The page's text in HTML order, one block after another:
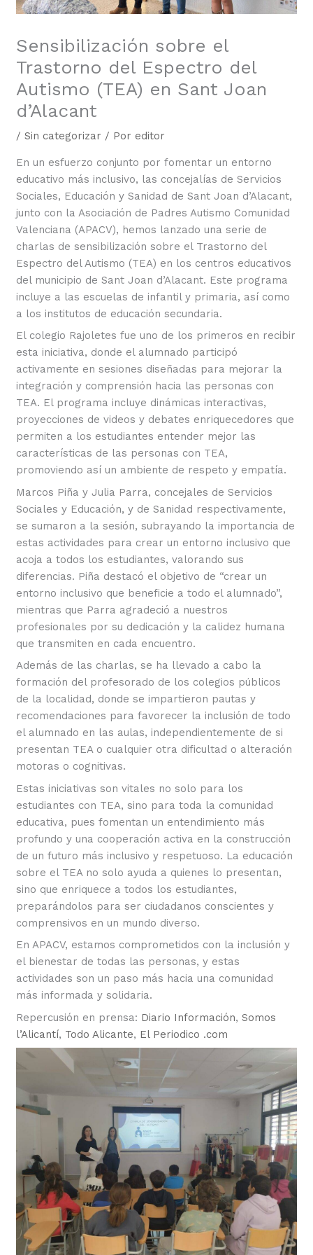
Sensibilización sobre el
Trastorno del Espectro del
Autismo (TEA) en Sant Joan
d’Alacant
/Sin categorizar / Por editor
En un esfuerzo conjunto por fomentar un entorno
educativo más inclusivo, las concejalías de Servicios
Sociales, Educación y Sanidad de Sant Joan d’Alacant,
junto con la Asociación de Padres Autismo Comunidad
Valenciana (APACV), hemos lanzado una serie de
charlas de sensibilización sobre el Trastorno del
Espectro del Autismo (TEA) en los centros educativos
del municipio de Sant Joan d’Alacant. Este programa
incluye a las escuelas de infantil y primaria, así como
a los institutos de educación secundaria.
El colegio Rajoletes fue uno de los primeros en recibir
esta iniciativa, donde el alumnado participó
activamente en sesiones diseñadas para mejorar la
integración y comprensión hacia las personas con
TEA. El programa incluye dinámicas interactivas,
proyecciones de videos y debates enriquecedores que
permiten a los estudiantes entender mejor las
características de las personas con TEA,
promoviendo así un ambiente de respeto y empatía.
Marcos Piña y Julia Parra, concejales de Servicios
Sociales y Educación, y de Sanidad respectivamente,
se sumaron a la sesión, subrayando la importancia de
estas actividades para crear un entorno inclusivo que
acoja a todos los estudiantes, valorando sus
diferencias. Piña destacó el objetivo de “crear un
entorno inclusivo que beneficie a todo el alumnado”,
mientras que Parra agradeció a nuestros
profesionales por su dedicación y la calidez humana
que transmiten en cada encuentro.
Además de las charlas, se ha llevado a cabo la
formación del profesorado de los colegios públicos
de la localidad, donde se impartieron pautas y
recomendaciones para favorecer la inclusión de todo
el alumnado en las aulas, independientemente de si
presentan TEA o cualquier otra dificultad o alteración
motoras o cognitivas.
Estas iniciativas son vitales no solo para los
estudiantes con TEA, sino para toda la comunidad
educativa, pues fomentan un entendimiento más
profundo y una cooperación activa en la construcción
de un futuro más inclusivo y respetuoso. La educación
sobre el TEA no solo ayuda a quienes lo presentan,
sino que enriquece a todos los estudiantes,
preparándolos para ser ciudadanos conscientes y
comprensivos en un mundo diverso.
En APACV, estamos comprometidos con la inclusión y
el bienestar de todas las personas, y estas
actividades son un paso más hacia una comunidad
más informada y solidaria.
Repercusión en prensa: Diario Información,Somos
l’Alicantí, Todo Alicante, El Periodico .com